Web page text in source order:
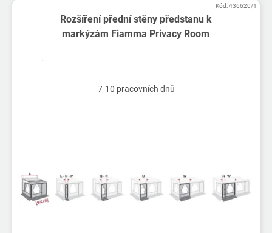
Rozšíření přední stěny předstanu k
markýzám Fiamma Privacy Room
7-10 pracovních dnů
Kód:436620/1